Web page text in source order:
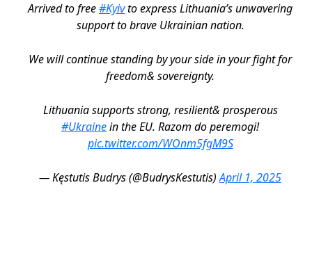
Arrived to free#Kyivto express Lithuania’s unwavering
support to brave Ukrainian nation.
We will continue standing by your side in your fight for
freedom& sovereignty.
Lithuania supports strong, resilient& prosperous
#Ukrainein the EU. Razom do peremogi!
pic.twitter.com/WOnm5fgM9S
— Kęstutis Budrys (@BudrysKestutis)April 1, 2025